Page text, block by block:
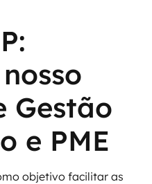
Gestão
e PME
objetivo facilitar as